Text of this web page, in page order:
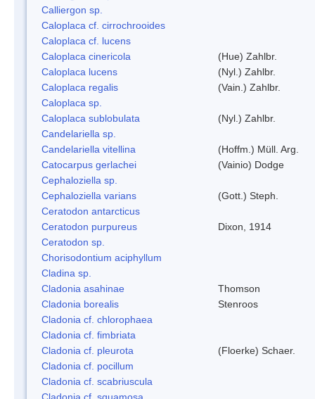
Calliergon sp.
Caloplaca cf. cirrochrooides
Caloplaca cf. lucens
Caloplaca cinericola
(Hue) Zahlbr.
Caloplaca lucens
(Nyl.) Zahlbr.
Caloplaca regalis
(Vain.) Zahlbr.
Caloplaca sp.
Caloplaca sublobulata
(Nyl.) Zahlbr.
Candelariella sp.
Candelariella vitellina
(Hoffm.) Müll. Arg.
Catocarpus gerlachei
(Vainio) Dodge
Cephaloziella sp.
Cephaloziella varians
(Gott.) Steph.
Ceratodon antarcticus
Ceratodon purpureus
Dixon, 1914
Ceratodon sp.
Chorisodontium aciphyllum
Cladina sp.
Cladonia asahinae
Thomson
Cladonia borealis
Stenroos
Cladonia cf. chlorophaea
Cladonia cf. fimbriata
Cladonia cf. pleurota
(Floerke) Schaer.
Cladonia cf. pocillum
Cladonia cf. scabriuscula
Cladonia cf. squamosa